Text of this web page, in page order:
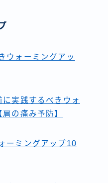
ウォーミングアッ
に実践するべきウォ
の痛み予防】
ーミングアップ10